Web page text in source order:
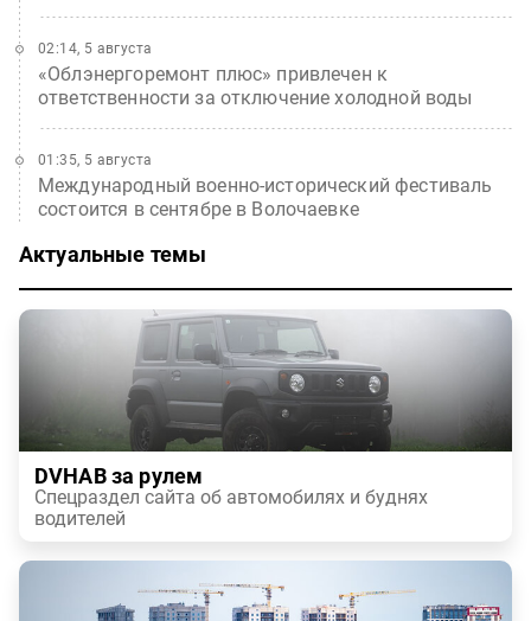
«Облэнергоремонт плюс» привлечен к
ответственности за отключение холодной воды
02:14, 5 августа
Международный военно-исторический фестиваль
состоится в сентябре в Волочаевке
01:35, 5 августа
Актуальные темы
DVHAB за рулем
Спецраздел сайта об автомобилях и буднях
водителей